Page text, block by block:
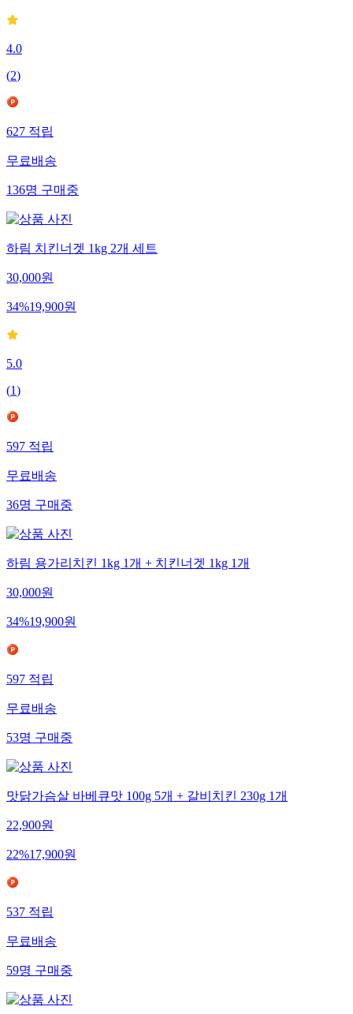
4.0
(2)
627 적립
무료배송
136명 구매중
하림 치킨너겟 1kg 2개 세트
30,000원
34%19,900원
5.0
(1)
597 적립
무료배송
36명 구매중
하림 용가리치킨 1kg 1개 + 치킨너겟 1kg 1개
30,000원
34%19,900원
597 적립
무료배송
53명 구매중
맛닭가슴살 바베큐맛 100g 5개 + 갈비치킨 230g 1개
22,900원
22%17,900원
537 적립
무료배송
59명 구매중